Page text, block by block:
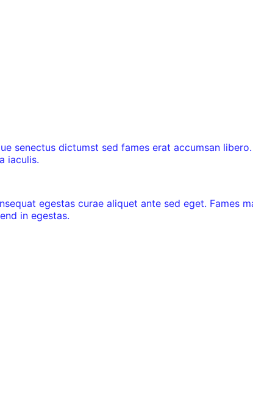
senectus dictumst sed fames erat accumsan
iaculis.
egestas curae aliquet ante sed eget. Fames
in egestas.